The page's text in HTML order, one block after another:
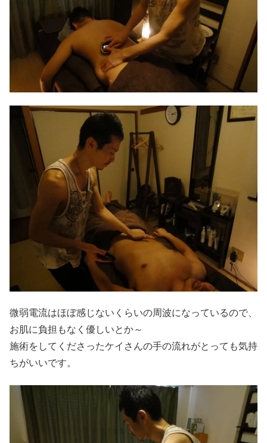
微弱電流はほぼ感じないくらいの周波になっているので、
お肌に負担もなく優しいとか～
施術をしてくださったケイさんの手の流れがとっても気持
ちがいいです。